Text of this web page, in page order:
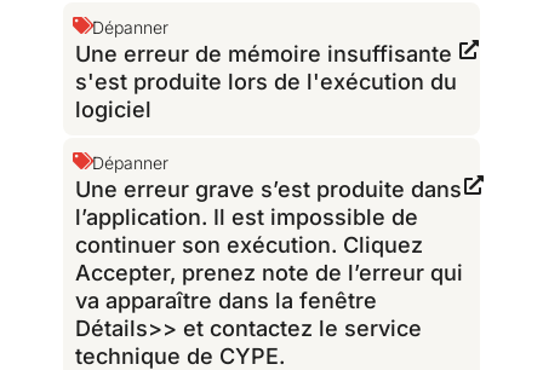
Dépanner
Une erreur de mémoire insuffisante
s'est produite lors de l'exécution du
logiciel
Dépanner
Une erreur grave s’est produite dans
l’application. Il est impossible de
continuer son exécution. Cliquez
Accepter, prenez note de l’erreur qui
va apparaître dans la fenêtre
Détails>> et contactez le service
technique de CYPE.